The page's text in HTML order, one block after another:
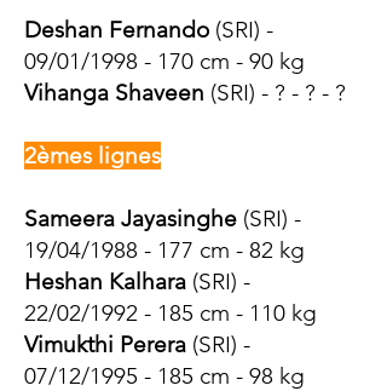
Deshan Fernando (SRI) -
09/01/1998 - 170 cm - 90 kg
Vihanga Shaveen (SRI) - ? - ? - ?
2èmes lignes
Sameera Jayasinghe (SRI) -
19/04/1988 - 177 cm - 82 kg
Heshan Kalhara (SRI) -
22/02/1992 - 185 cm - 110 kg
Vimukthi Perera (SRI) -
07/12/1995 - 185 cm - 98 kg